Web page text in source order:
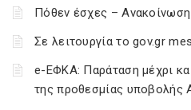
Πόθεν έσχες –
Σε λειτουργία το gov.gr
e-ΕΦΚΑ: Παράταση μέχρι
της προθεσμίας